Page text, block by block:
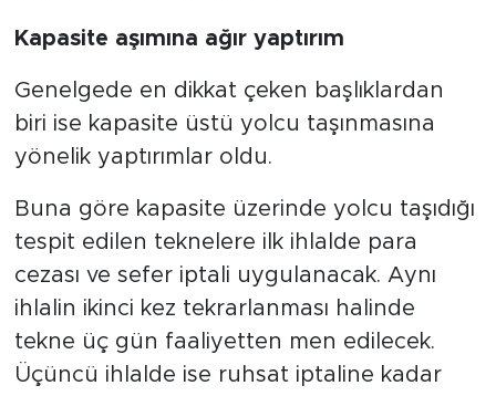
Kapasite aşımına ağır yaptırım
Genelgede en dikkat çeken başlıklardan
biri ise kapasite üstü yolcu taşınmasına
yönelik yaptırımlar oldu.
Buna göre kapasite üzerinde yolcu taşıdığı
tespit edilen teknelere ilk ihlalde para
cezası ve sefer iptali uygulanacak. Aynı
ihlalin ikinci kez tekrarlanması halinde
tekne üç gün faaliyetten men edilecek.
Üçüncü ihlalde ise ruhsat iptaline kadar